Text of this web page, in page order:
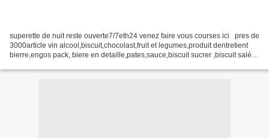
superette de nuit reste ouverte7/7eth24 venez faire vous courses ici pres de
3000article vin alcool,biscuit,chocolast,fruit et legumes,produit dentretient
bierre,engos pack, biere en detaille,pates,sauce,biscuit sucrer ,biscuit salés